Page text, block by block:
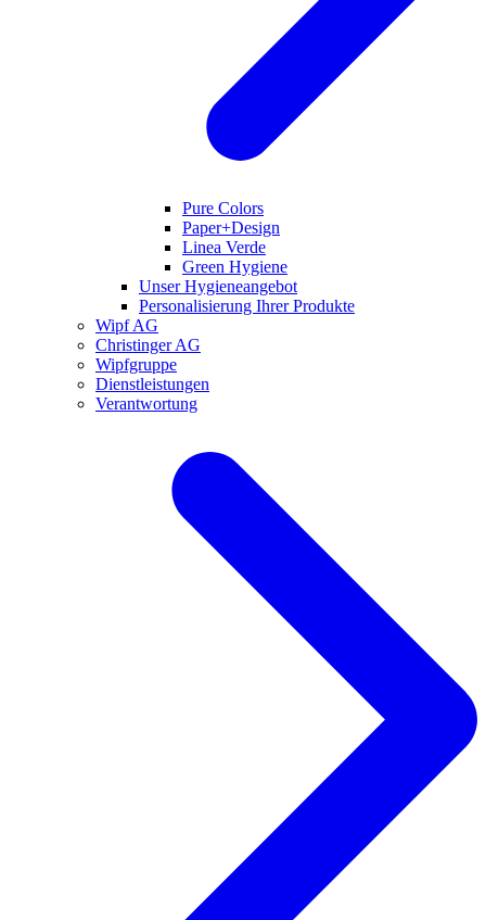
Pure Colors
Paper+Design
Linea Verde
Green Hygiene
Unser Hygieneangebot
Personalisierung Ihrer Produkte
Wipf AG
Christinger AG
Wipfgruppe
Dienstleistungen
Verantwortung